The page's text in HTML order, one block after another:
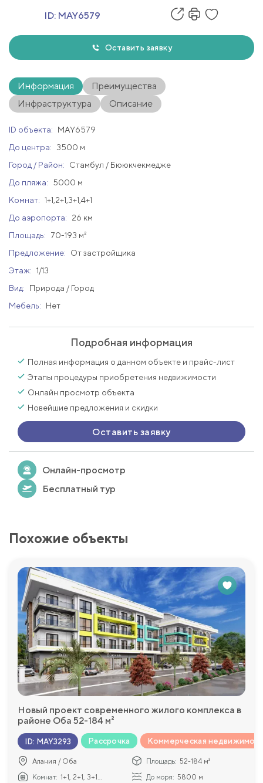
ID: MAY6579
Оставить заявку
Информация
Преимущества
Инфраструктура
Описание
ID объекта:
MAY6579
До центра:
3500 м
Город / Район:
Стамбул / Бююкчекмедже
До пляжа:
5000 м
Комнат: 1+1,2+1,3+1,4+1
До аэропорта:
26 км
Площадь:
70-193 м²
Предложение:
От застройщика
Этаж: 1/13
Вид:
Природа / Город
Мебель:
Нет
Подробная информация
Полная информация о данном объекте и прайс-лист
Этапы процедуры приобретения недвижимости
Онлайн просмотр объекта
Новейшие предложения и скидки
Оставить заявку
Онлайн-просмотр
Бесплатный тур
Похожие объекты
Новый проект современного жилого комплекса в
районе Оба 52-184 м²
ID: MAY3293 Рассрочка Коммерческая
Алания / Оба Площадь: 52-184 м²
Комнат: 1+1, 2+1, 3+1... До моря: 5800 м